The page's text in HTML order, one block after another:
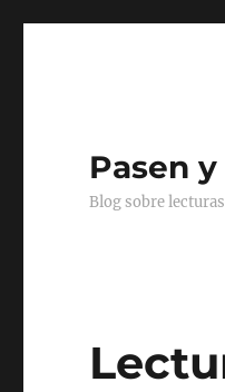
Pasen
Blog sobre lecturas